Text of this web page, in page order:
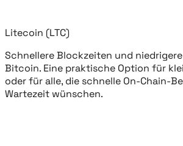
Litecoin (LTC)
Schnellere Blockzeiten und
Bitcoin. Eine praktische Option für
oder für alle, die schnelle On-Chain-
Wartezeit wünschen.